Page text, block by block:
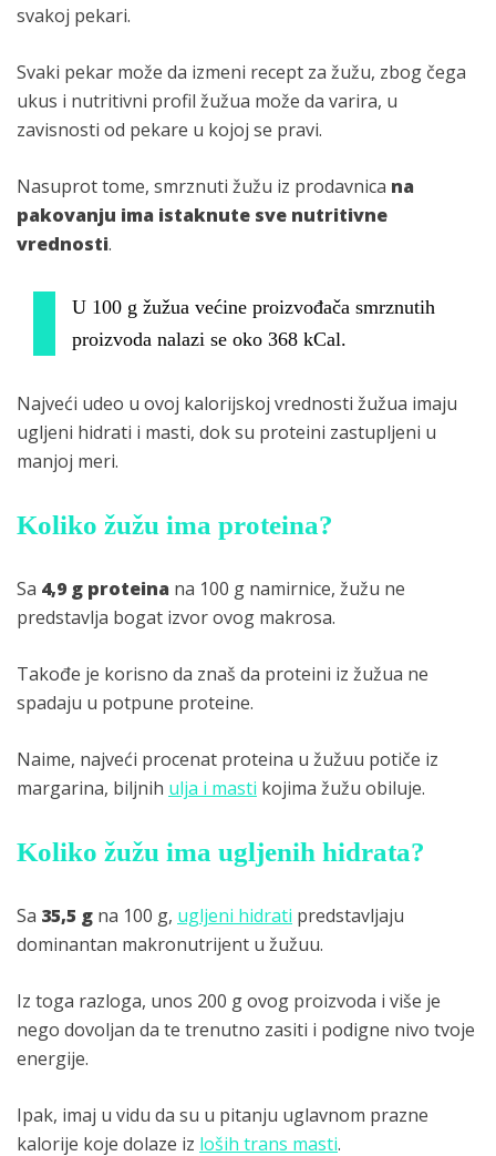
svakoj pekari.
Svaki pekar može da izmeni recept za žužu, zbog čega
ukus i nutritivni profil žužua može da varira, u
zavisnosti od pekare u kojoj se pravi.
Nasuprot tome, smrznuti žužu iz prodavnica na
pakovanju ima istaknute sve nutritivne
vrednosti.
U 100 g žužua većine proizvođača smrznutih
proizvoda nalazi se oko 368 kCal.
Najveći udeo u ovoj kalorijskoj vrednosti žužua imaju
ugljeni hidrati i masti, dok su proteini zastupljeni u
manjoj meri.
Koliko žužu ima proteina?
Sa 4,9 g proteina na 100 g namirnice, žužu ne
predstavlja bogat izvor ovog makrosa.
Takođe je korisno da znaš da proteini iz žužua ne
spadaju u potpune proteine.
Naime, najveći procenat proteina u žužuu potiče iz
margarina, biljnih ulja i masti kojima žužu obiluje.
Koliko žužu ima ugljenih hidrata?
Sa 35,5 g na 100 g, ugljeni hidrati predstavljaju
dominantan makronutrijent u žužuu.
Iz toga razloga, unos 200 g ovog proizvoda i više je
nego dovoljan da te trenutno zasiti i podigne nivo tvoje
energije.
Ipak, imaj u vidu da su u pitanju uglavnom prazne
kalorije koje dolaze iz loših trans masti.